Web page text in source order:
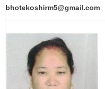
bhotekoshirm5@gmail.com